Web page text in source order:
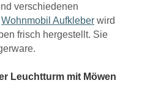
verschiedenen
Wohnmobil Aufkleber wird
frisch hergestellt. Sie
Leuchtturm mit Möwen